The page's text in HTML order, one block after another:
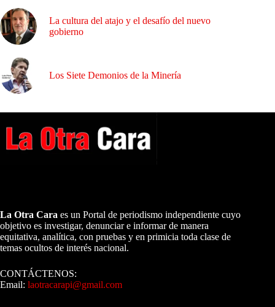
La cultura del atajo y el desafío del nuevo
gobierno
Los Siete Demonios de la Minería
La Otra Cara es un Portal de periodismo independiente cuyo
objetivo es investigar, denunciar e informar de manera
equitativa, analítica, con pruebas y en primicia toda clase de
temas ocultos de interés nacional.
CONTÁCTENOS:
Email: laotracarapi@gmail.com